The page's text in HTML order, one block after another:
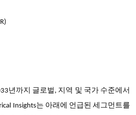
년까지 글로벌, 지역 및 국가 수준에서
Insights는 아래에 언급된 세그먼트를